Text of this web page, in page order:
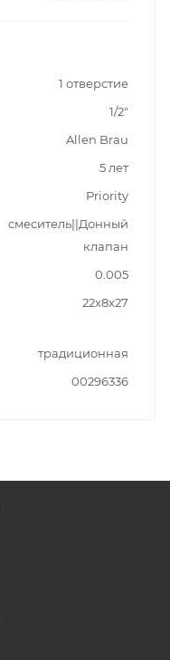
1 отверстие
1/2"
Allen Brau
5 лет
Priority
смеситель||Донный
клапан
0.005
22x8x27
традиционная
00296336